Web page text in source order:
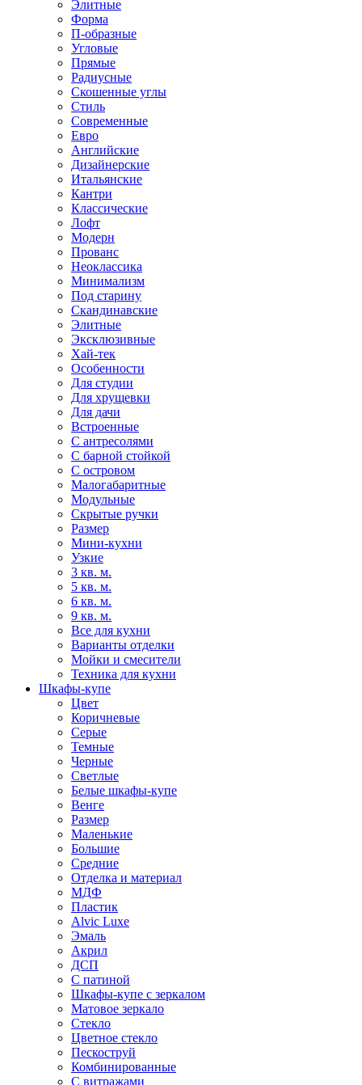
Элитные
Форма
П-образные
Угловые
Прямые
Радиусные
Скошенные углы
Стиль
Современные
Евро
Английские
Дизайнерские
Итальянские
Кантри
Классические
Лофт
Модерн
Прованс
Неоклассика
Минимализм
Под старину
Скандинавские
Элитные
Эксклюзивные
Хай-тек
Особенности
Для студии
Для хрущевки
Для дачи
Встроенные
С антресолями
С барной стойкой
С островом
Малогабаритные
Модульные
Скрытые ручки
Размер
Мини-кухни
Узкие
3 кв. м.
5 кв. м.
6 кв. м.
9 кв. м.
Все для кухни
Варианты отделки
Мойки и смесители
Техника для кухни
Шкафы-купе
Цвет
Коричневые
Серые
Темные
Черные
Светлые
Белые шкафы-купе
Венге
Размер
Маленькие
Большие
Средние
Отделка и материал
МДФ
Пластик
Alvic Luxe
Эмаль
Акрил
ДСП
С патиной
Шкафы-купе с зеркалом
Матовое зеркало
Стекло
Цветное стекло
Пескоструй
Комбинированные
С витражами